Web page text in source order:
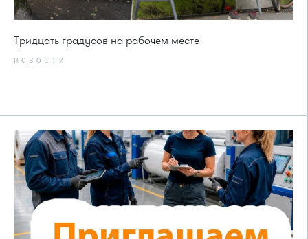
Тридцать градусов на рабочем месте
НОВОСТИ